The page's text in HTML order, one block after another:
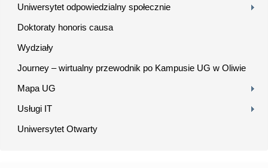
Uniwersytet odpowiedzialny społecznie
Doktoraty honoris causa
Wydziały
Journey – wirtualny przewodnik po Kampusie UG w Oliwie
Mapa UG
Usługi IT
Uniwersytet Otwarty